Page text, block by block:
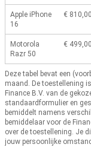
Apple iPhone
16
€ 810,00
Motorola
Razr 50
€ 499,00
Deze tabel bevat een
maand. De toestellening
Finance B.V. van de
standaardformulier en
bemiddelt namens
bemiddelaar voor de
over de toestellening. Je
jouw persoonlijke